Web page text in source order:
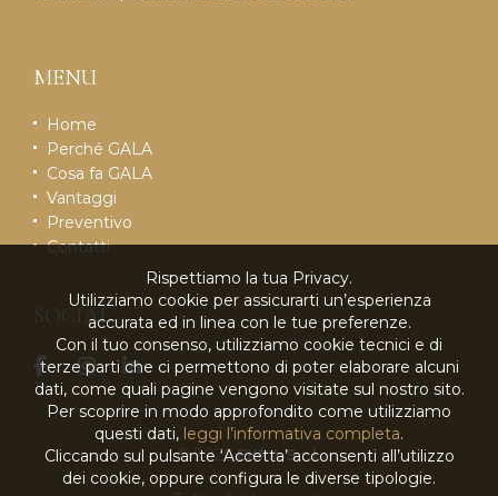
MENU
Home
Perché GALA
Cosa fa GALA
Vantaggi
Preventivo
Contatti
SOCIAL
© 2026EKRA S.r.l.
Rispettiamo la tua Privacy.
Utilizziamo cookie per assicurarti un’esperienza
accurata ed in linea con le tue preferenze.
Con il tuo consenso, utilizziamo cookie tecnici e di
terze parti che ci permettono di poter elaborare alcuni
dati, come quali pagine vengono visitate sul nostro sito.
Per scoprire in modo approfondito come utilizziamo
questi dati, leggi l’informativa completa.
Cliccando sul pulsante ‘Accetta’ acconsenti all’utilizzo
dei cookie, oppure configura le diverse tipologie.